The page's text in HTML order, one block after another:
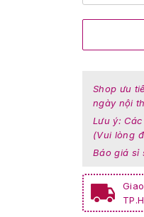
Shop ưu
ngày nội
Lưu ý:
(Vui lòng
Báo giá sỉ